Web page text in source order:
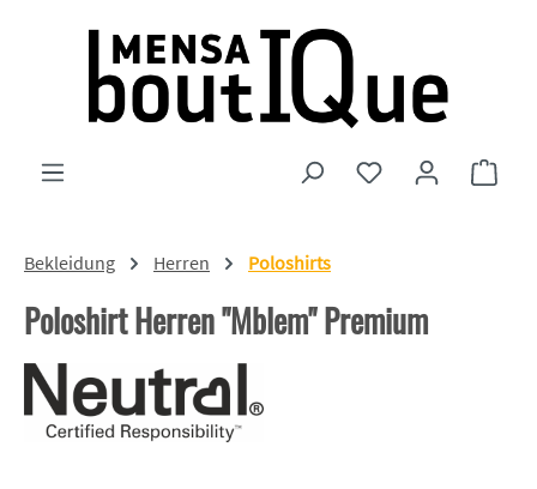
Zum Hauptinhalt springen
Du hast 0
Bekleidung Herren Poloshirts
Poloshirt Herren "Mblem" Premium